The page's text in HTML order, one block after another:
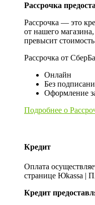
Рассрочка
Рассрочка — это
от нашего
превысит стоимость
Рассрочка от
Онлайн
Без
Оформление
Подробнее о
Кредит
Оплата
странице Юkassa
Кредит